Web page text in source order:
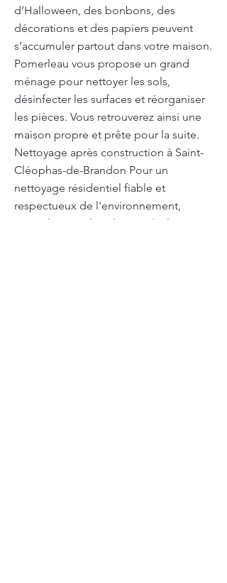
d’Halloween, des bonbons, des
décorations et des papiers peuvent
s’accumuler partout dans votre maison.
Pomerleau vous propose un grand
ménage pour nettoyer les sols,
désinfecter les surfaces et réorganiser
les pièces. Vous retrouverez ainsi une
maison propre et prête pour la suite.
Nettoyage après construction à Saint-
Cléophas-de-Brandon Pour un
nettoyage résidentiel fiable et
respectueux de l'environnement,
Pomerleau est la solution idéale. Nous